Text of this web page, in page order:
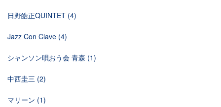
日野皓正QUINTET (4)
Jazz Con Clave (4)
シャンソン唄おう会 青森 (1)
中西圭三 (2)
マリーン (1)